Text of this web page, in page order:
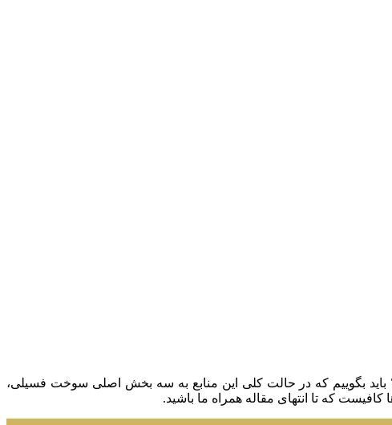
باید بگوییم که در حالت کلی این منابع به سه بخش اصلی سوخت فسیلی،
که تا انتهای مقاله همراه ما باشید.